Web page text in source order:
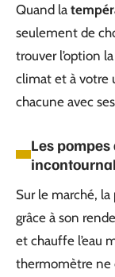
Quand la
seulement de
trouver l’option
climat et à votre
chacune avec
Les
Sur le marché, la
grâce à son
et chauffe l’eau
thermomètre ne